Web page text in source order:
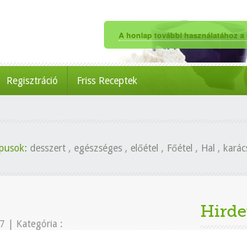
Regisztráció Friss Receptek
desszert , egészséges , előétel , Főétel , Hal ,
Kategória :
A honlap további használatához